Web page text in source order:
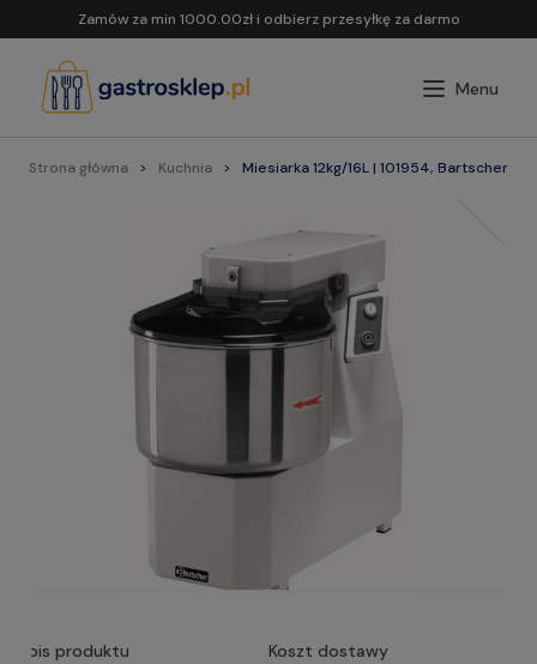
Zamów za min 1000.00zł i odbierz przesyłkę za darmo
Strona główna Kuchnia Miesiarka 12kg/16L | 101954, Bartscher
Opis produktu Koszt dostawy